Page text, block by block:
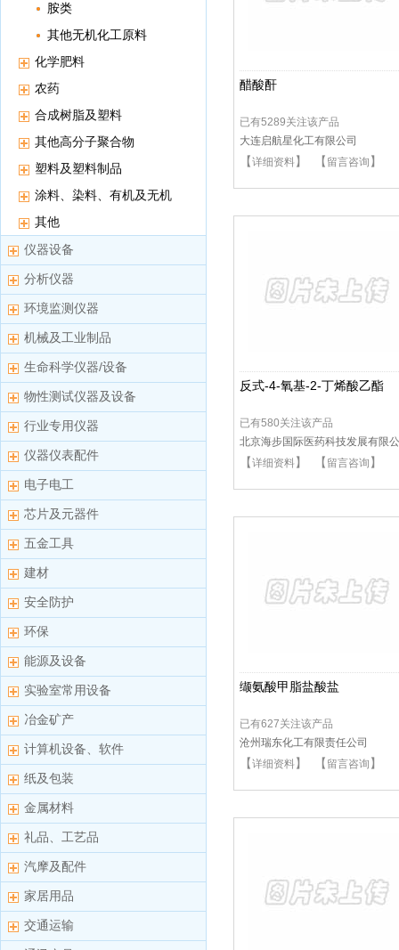
胺类
其他无机化工原料
化学肥料
农药
合成树脂及塑料
其他高分子聚合物
塑料及塑料制品
涂料、染料、有机及无机
颜料其他
仪器设备
分析仪器
环境监测仪器
机械及工业制品
生命科学仪器/设备
物性测试仪器及设备
行业专用仪器
仪器仪表配件
电子电工
芯片及元器件
五金工具
建材
安全防护
环保
能源及设备
实验室常用设备
冶金矿产
计算机设备、软件
纸及包装
金属材料
礼品、工艺品
汽摩及配件
家居用品
交通运输
醋酸酐
已有5289关注该产品
大连启航星化工有限公司
【详细资料】 【 留言咨询 】
反式-4-氧基-2-丁烯酸乙酯
已有580关注该产品
北京海步国际医药科技发展有限公
司【详细资料】 【 留言咨询 】
缬氨酸甲脂盐酸盐
已有627关注该产品
沧州瑞东化工有限责任公司
【详细资料】 【 留言咨询 】